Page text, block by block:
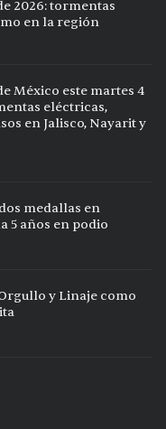
2026: tormentas
en la región
México este martes 4
eléctricas,
en Jalisco, Nayarit y
medallas en
5 años en podio
y Linaje como